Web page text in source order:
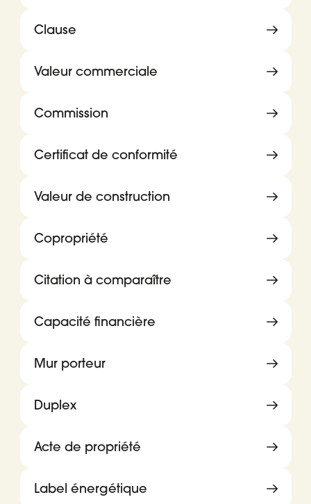
Clause
Valeur commerciale
Commission
Certificat de conformité
Valeur de construction
Copropriété
Citation à comparaître
Capacité financière
Mur porteur
Duplex
Acte de propriété
Label énergétique